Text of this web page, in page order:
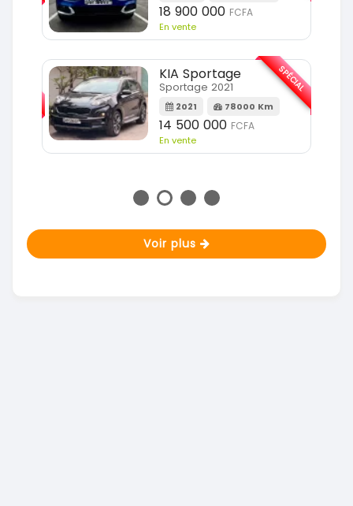
18 900 000 FCFA
En vente
KIA Sportage
Sportage 2021
2021 78000 Km
14 500 000 FCFA
En vente
SPÉCIAL
Voir plus